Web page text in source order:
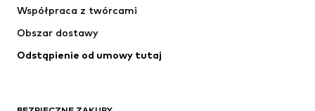
Współpraca z twórcami
Obszar dostawy
Odstąpienie od umowy tutaj